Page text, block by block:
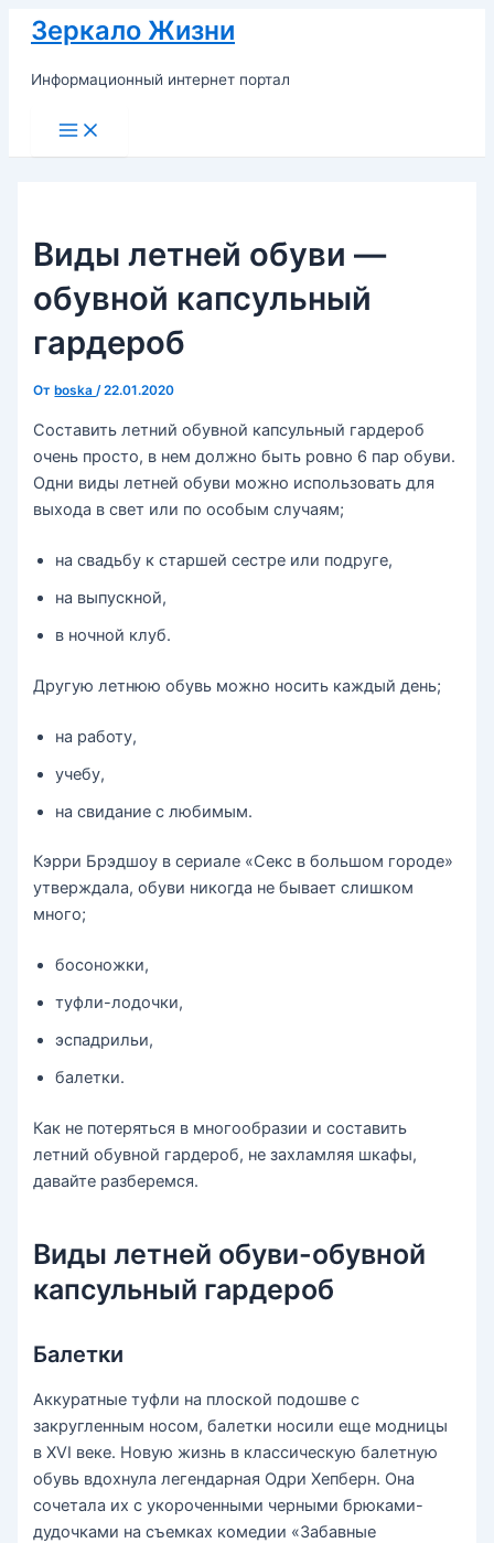
Перейти
содержимому
Зеркало Жизни
Информационный интернет портал
Main
Menu
Виды летней обуви —
обувной капсульный
гардероб
От boska/22.01.2020
Составить летний обувной капсульный гардероб
очень просто, в нем должно быть ровно 6 пар обуви.
Одни виды летней обуви можно использовать для
выхода в свет или по особым случаям;
на свадьбу к старшей сестре или подруге,
на выпускной,
в ночной клуб.
Другую летнюю обувь можно носить каждый день;
на работу,
учебу,
на свидание с любимым.
Кэрри Брэдшоу в сериале «Секс в большом городе»
утверждала, обуви никогда не бывает слишком
много;
босоножки,
туфли-лодочки,
эспадрильи,
балетки.
Как не потеряться в многообразии и составить
летний обувной гардероб, не захламляя шкафы,
давайте разберемся.
Виды летней обуви-обувной
капсульный гардероб
Балетки
Аккуратные туфли на плоской подошве с
закругленным носом, балетки носили еще модницы
в XVI веке. Новую жизнь в классическую балетную
обувь вдохнула легендарная Одри Хепберн. Она
сочетала их с укороченными черными брюками-
дудочками на съемках комедии «Забавные